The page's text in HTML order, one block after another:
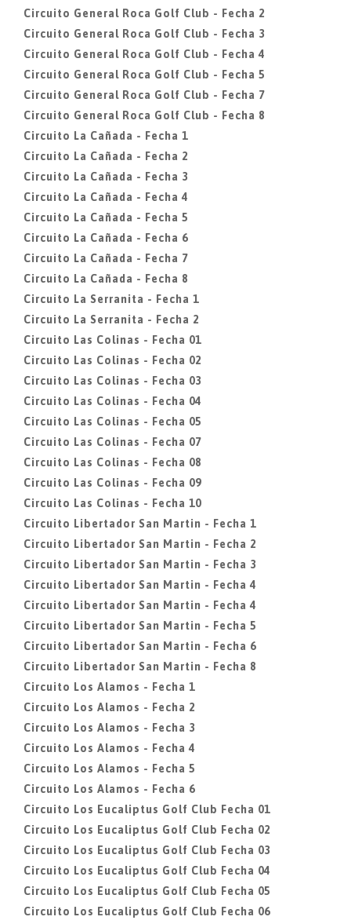
Circuito General Roca Golf Club - Fecha 2
Circuito General Roca Golf Club - Fecha 3
Circuito General Roca Golf Club - Fecha 4
Circuito General Roca Golf Club - Fecha 5
Circuito General Roca Golf Club - Fecha 7
Circuito General Roca Golf Club - Fecha 8
Circuito La Cañada - Fecha 1
Circuito La Cañada - Fecha 2
Circuito La Cañada - Fecha 3
Circuito La Cañada - Fecha 4
Circuito La Cañada - Fecha 5
Circuito La Cañada - Fecha 6
Circuito La Cañada - Fecha 7
Circuito La Cañada - Fecha 8
Circuito La Serranita - Fecha 1
Circuito La Serranita - Fecha 2
Circuito Las Colinas - Fecha 01
Circuito Las Colinas - Fecha 02
Circuito Las Colinas - Fecha 03
Circuito Las Colinas - Fecha 04
Circuito Las Colinas - Fecha 05
Circuito Las Colinas - Fecha 07
Circuito Las Colinas - Fecha 08
Circuito Las Colinas - Fecha 09
Circuito Las Colinas - Fecha 10
Circuito Libertador San Martin - Fecha 1
Circuito Libertador San Martin - Fecha 2
Circuito Libertador San Martin - Fecha 3
Circuito Libertador San Martin - Fecha 4
Circuito Libertador San Martin - Fecha 4
Circuito Libertador San Martin - Fecha 5
Circuito Libertador San Martin - Fecha 6
Circuito Libertador San Martin - Fecha 8
Circuito Los Alamos - Fecha 1
Circuito Los Alamos - Fecha 2
Circuito Los Alamos - Fecha 3
Circuito Los Alamos - Fecha 4
Circuito Los Alamos - Fecha 5
Circuito Los Alamos - Fecha 6
Circuito Los Eucaliptus Golf Club Fecha 01
Circuito Los Eucaliptus Golf Club Fecha 02
Circuito Los Eucaliptus Golf Club Fecha 03
Circuito Los Eucaliptus Golf Club Fecha 04
Circuito Los Eucaliptus Golf Club Fecha 05
Circuito Los Eucaliptus Golf Club Fecha 06